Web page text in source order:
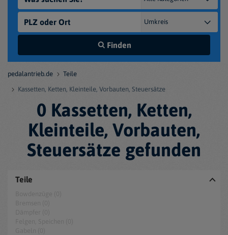
Finden
pedalantrieb.de
Teile
Kassetten, Ketten, Kleinteile, Vorbauten, Steuersätze
0 Kassetten, Ketten,
Kleinteile, Vorbauten,
Steuersätze gefunden
Teile